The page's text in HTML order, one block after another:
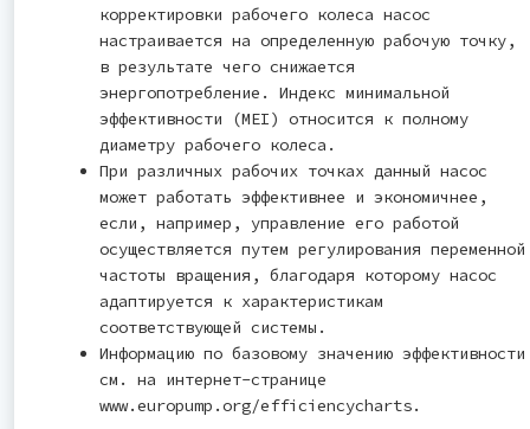
корректировки рабочего колеса насос
настраивается на определенную рабочую точку,
в результате чего снижается
энергопотребление. Индекс минимальной
эффективности (MEI) относится к полному
диаметру рабочего колеса.
При различных рабочих точках данный насос
может работать эффективнее и экономичнее,
если, например, управление его работой
осуществляется путем регулирования переменной
частоты вращения, благодаря которому насос
адаптируется к характеристикам
соответствующей системы.
Информацию по базовому значению эффективности
см. на интернет-странице
www.europump.org/efficiencycharts.